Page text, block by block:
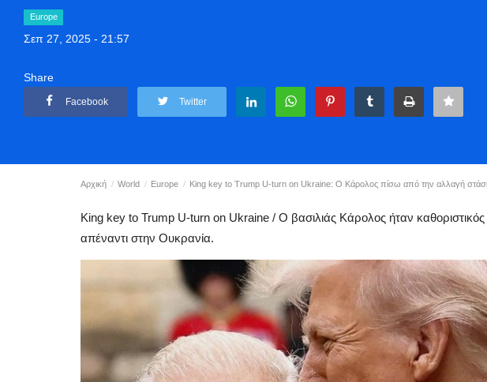
Europe
Σεπ 27, 2025 - 21:57
Share
Facebook Twitter
Αρχική World Europe King key to Trump U-turn on Ukraine: Ο Κάρολος πίσω από την αλλαγή
King key to Trump U-turn on Ukraine / Ο βασιλιάς Κάρολος ήταν
απέναντι στην Ουκρανία.